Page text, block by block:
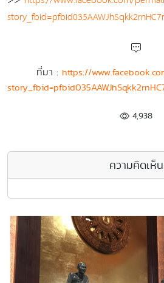
ที่มา : https://
4,938
ความคิดเห็น